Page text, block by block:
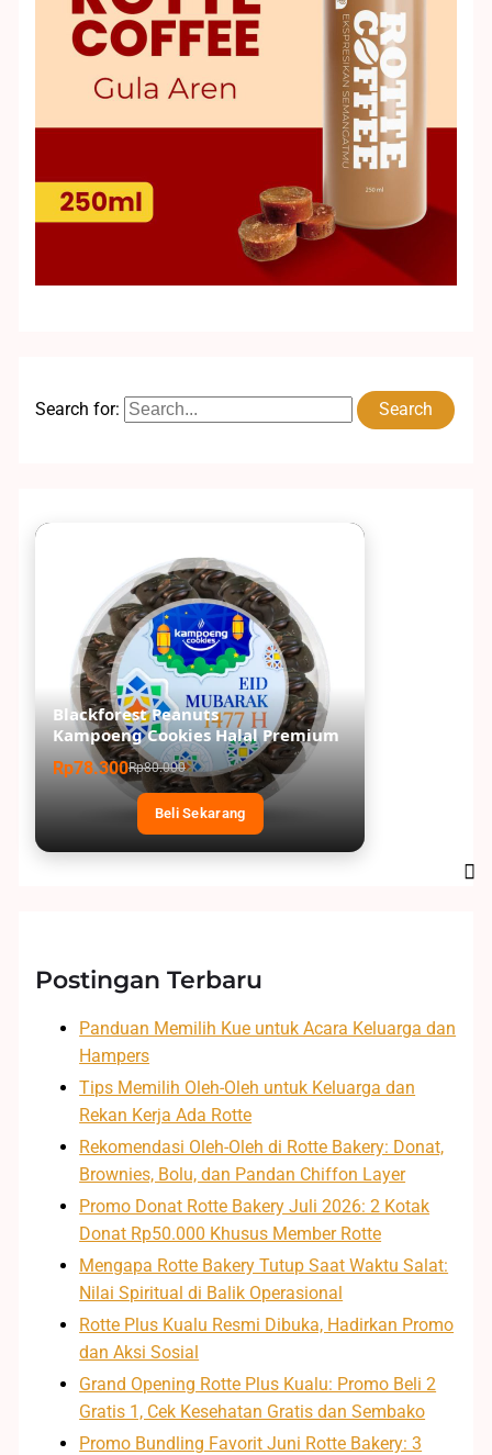
Search for:
Blackforest Peanuts
Kampoeng Cookies Halal Premium
Rp78.300Rp80.000
Beli Sekarang
Postingan Terbaru
Panduan Memilih Kue untuk Acara Keluarga dan
Hampers
Tips Memilih Oleh-Oleh untuk Keluarga dan
Rekan Kerja Ada Rotte
Rekomendasi Oleh-Oleh di Rotte Bakery: Donat,
Brownies, Bolu, dan Pandan Chiffon Layer
Promo Donat Rotte Bakery Juli 2026: 2 Kotak
Donat Rp50.000 Khusus Member Rotte
Mengapa Rotte Bakery Tutup Saat Waktu Salat:
Nilai Spiritual di Balik Operasional
Rotte Plus Kualu Resmi Dibuka, Hadirkan Promo
dan Aksi Sosial
Grand Opening Rotte Plus Kualu: Promo Beli 2
Gratis 1, Cek Kesehatan Gratis dan Sembako
Promo Bundling Favorit Juni Rotte Bakery: 3